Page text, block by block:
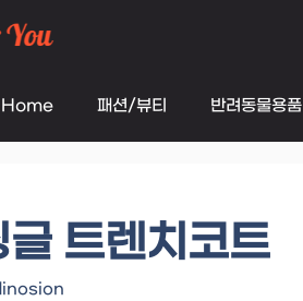
Home 패션/뷰티 반려동물용품
트렌치코트